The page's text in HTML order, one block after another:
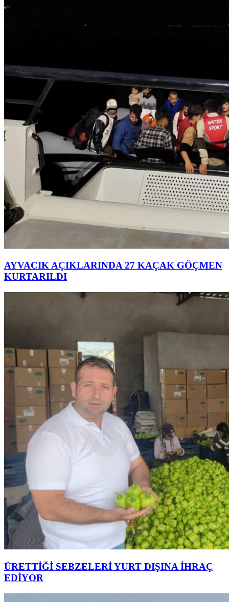
AYVACIK AÇIKLARINDA 27 KAÇAK GÖÇMEN
KURTARILDI
ÜRETTİĞİ SEBZELERİ YURT DIŞINA İHRAÇ
EDİYOR